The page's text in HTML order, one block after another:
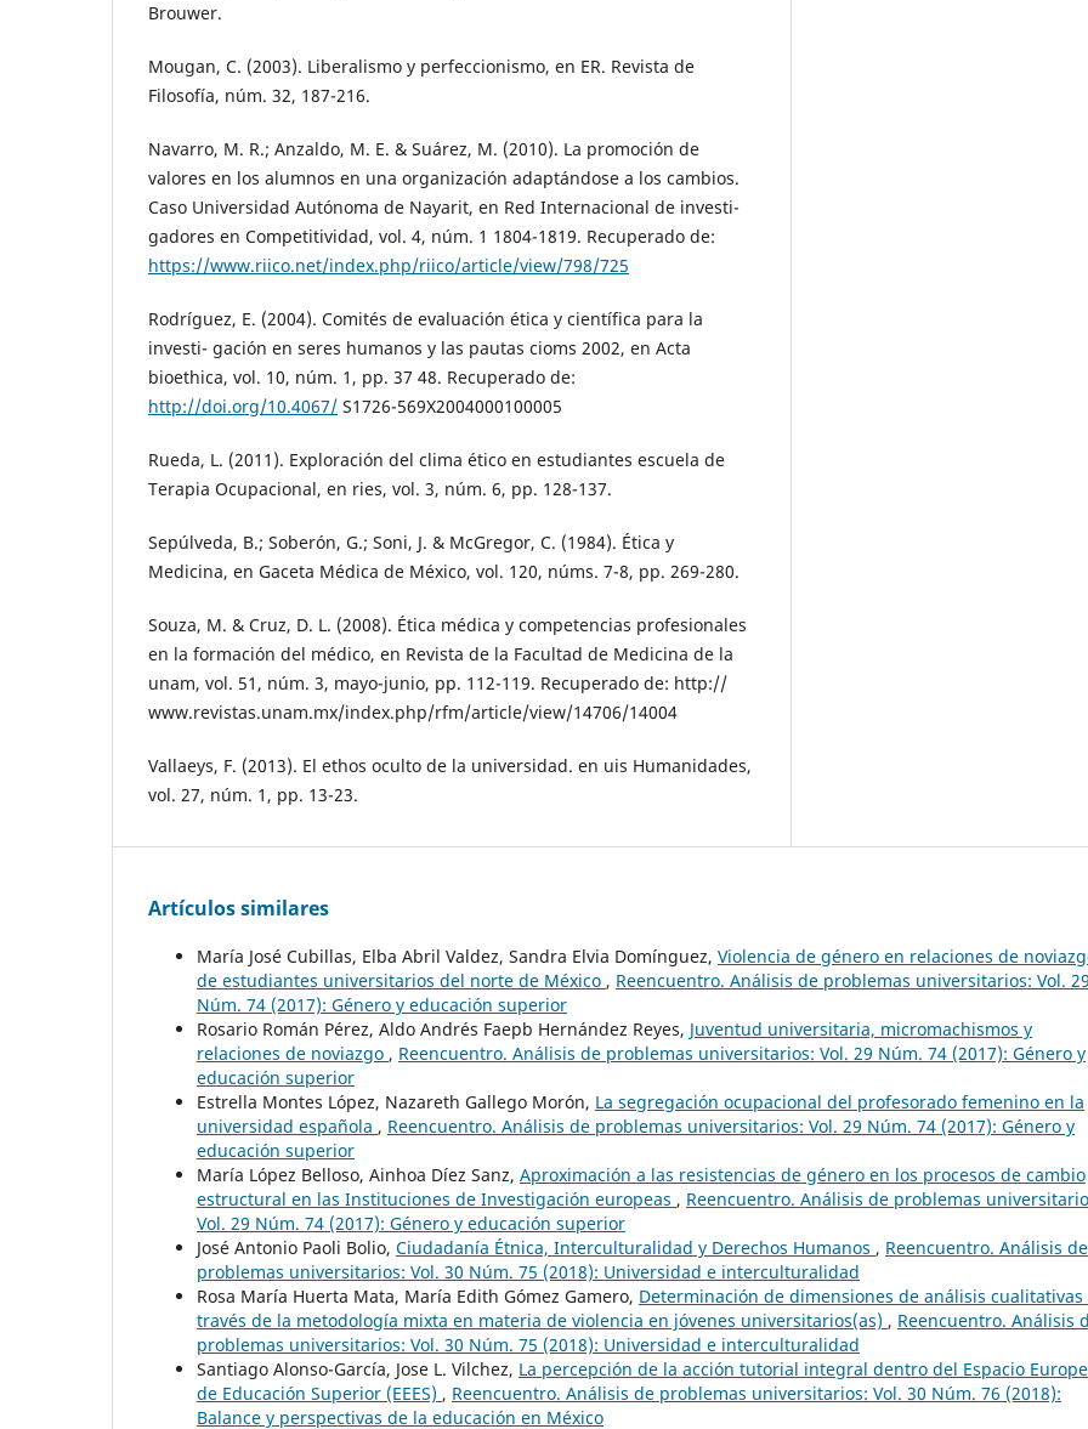
Brouwer.
Mougan, C. (2003). Liberalismo y perfeccionismo, en ER. Revista de
Filosofía, núm. 32, 187-216.
Navarro, M. R.; Anzaldo, M. E. & Suárez, M. (2010). La promoción de
valores en los alumnos en una organización adaptándose a los cambios.
Caso Universidad Autónoma de Nayarit, en Red Internacional de investi-
gadores en Competitividad, vol. 4, núm. 1 1804-1819. Recuperado de:
https://www.riico.net/index.php/riico/article/view/798/725
Rodríguez, E. (2004). Comités de evaluación ética y científica para la
investi- gación en seres humanos y las pautas cioms 2002, en Acta
bioethica, vol. 10, núm. 1, pp. 37 48. Recuperado de:
http://doi.org/10.4067/ S1726-569X2004000100005
Rueda, L. (2011). Exploración del clima ético en estudiantes escuela de
Terapia Ocupacional, en ries, vol. 3, núm. 6, pp. 128-137.
Sepúlveda, B.; Soberón, G.; Soni, J. & McGregor, C. (1984). Ética y
Medicina, en Gaceta Médica de México, vol. 120, núms. 7-8, pp. 269-280.
Souza, M. & Cruz, D. L. (2008). Ética médica y competencias profesionales
en la formación del médico, en Revista de la Facultad de Medicina de la
unam, vol. 51, núm. 3, mayo-junio, pp. 112-119. Recuperado de: http://
www.revistas.unam.mx/index.php/rfm/article/view/14706/14004
Vallaeys, F. (2013). El ethos oculto de la universidad. en uis Humanidades,
vol. 27, núm. 1, pp. 13-23.
Artículos similares
María José Cubillas, Elba Abril Valdez, Sandra Elvia Domínguez, Violencia de género en relaciones de
de estudiantes universitarios del norte de México , Reencuentro. Análisis de problemas universitarios: Vol. 29
Núm. 74 (2017): Género y educación superior
Rosario Román Pérez, Aldo Andrés Faepb Hernández Reyes, Juventud universitaria, micromachismos y
relaciones de noviazgo , Reencuentro. Análisis de problemas universitarios: Vol. 29 Núm. 74 (2017): Género y
educación superior
Estrella Montes López, Nazareth Gallego Morón, La segregación ocupacional del profesorado femenino en la
universidad española , Reencuentro. Análisis de problemas universitarios: Vol. 29 Núm. 74 (2017): Género y
educación superior
María López Belloso, Ainhoa Díez Sanz, Aproximación a las resistencias de género en los procesos de cambio
estructural en las Instituciones de Investigación europeas , Reencuentro. Análisis de problemas
Vol. 29 Núm. 74 (2017): Género y educación superior
José Antonio Paoli Bolio, Ciudadanía Étnica, Interculturalidad y Derechos Humanos , Reencuentro. Análisis de
problemas universitarios: Vol. 30 Núm. 75 (2018): Universidad e interculturalidad
Rosa María Huerta Mata, María Edith Gómez Gamero, Determinación de dimensiones de análisis cualitativas
través de la metodología mixta en materia de violencia en jóvenes universitarios(as) , Reencuentro. Análisis
problemas universitarios: Vol. 30 Núm. 75 (2018): Universidad e interculturalidad
Santiago Alonso-García, Jose L. Vilchez, La percepción de la acción tutorial integral dentro del Espacio
de Educación Superior (EEES) , Reencuentro. Análisis de problemas universitarios: Vol. 30 Núm. 76 (2018):
Balance y perspectivas de la educación en México